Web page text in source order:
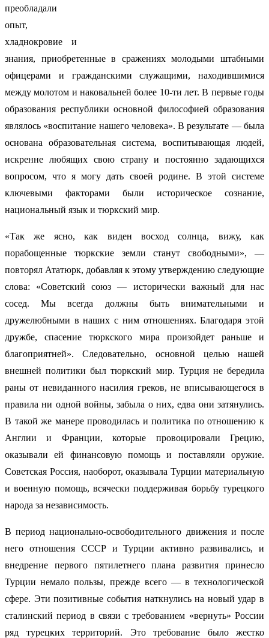
преобладали
опыт,
хладнокровие и
знания, приобретенные в сражениях молодыми штабными
офицерами и гражданскими служащими, находившимися
между молотом и наковальней более 10-ти лет. В первые годы
образования республики основной философией образования
являлось «воспитание нашего человека». В результате — была
основана образовательная система, воспитывающая людей,
искренне любящих свою страну и постоянно задающихся
вопросом, что я могу дать своей родине. В этой системе
ключевыми факторами были историческое сознание,
национальный язык и тюркский мир.
«Так же ясно, как виден восход солнца, вижу, как
порабощенные тюркские земли станут свободными», —
повторял Ататюрк, добавляя к этому утверждению следующие
слова: «Советский союз — исторически важный для нас
сосед. Мы всегда должны быть внимательными и
дружелюбными в наших с ним отношениях. Благодаря этой
дружбе, спасение тюркского мира произойдет раньше и
благоприятней». Следовательно, основной целью нашей
внешней политики был тюркский мир. Турция не бередила
раны от невиданного насилия греков, не вписывающегося в
правила ни одной войны, забыла о них, едва они затянулись.
В такой же манере проводилась и политика по отношению к
Англии и Франции, которые провоцировали Грецию,
оказывали ей финансовую помощь и поставляли оружие.
Советская Россия, наоборот, оказывала Турции материальную
и военную помощь, всячески поддерживая борьбу турецкого
народа за независимость.
В период национально-освободительного движения и после
него отношения СССР и Турции активно развивались, и
внедрение первого пятилетнего плана развития принесло
Турции немало пользы, прежде всего — в технологической
сфере. Эти позитивные события наткнулись на новый удар в
сталинский период в связи с требованием «вернуть» России
ряд турецких территорий. Это требование было жестко